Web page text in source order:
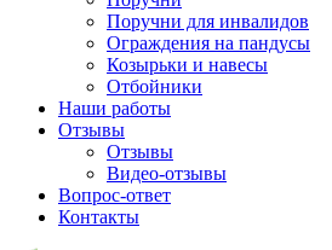
Поручни для инвалидов
Ограждения на пандусы
Козырьки и навесы
Отбойники
Наши работы
Отзывы
Отзывы
Видео-отзывы
Вопрос-ответ
Контакты